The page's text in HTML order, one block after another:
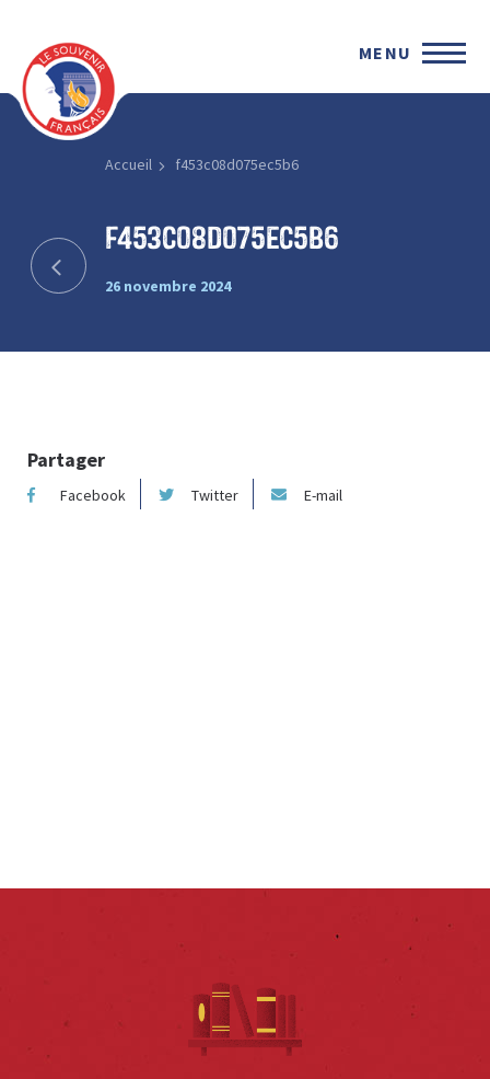
MENU
Accueil f453c08d075ec5b6
f453c08d075ec5b6
26 novembre 2024
Partager
Facebook Twitter E-mail